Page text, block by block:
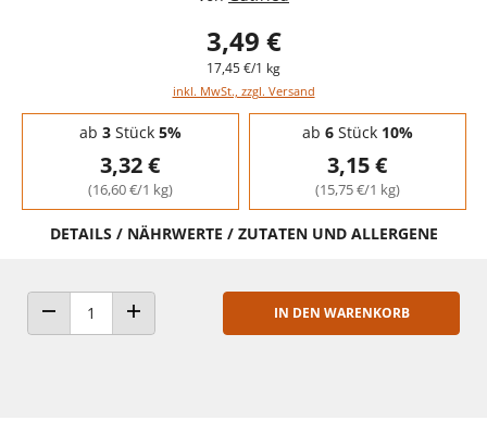
3,49 €
17,45 €/1 kg
inkl. MwSt., zzgl. Versand
Staffelpreise - Mengenrabatt
ab 3Stück 5%
3,32 €
(16,60 €/1 kg)
ab 6Stück 10%
3,15 €
(15,75 €/1 kg)
DETAILS / NÄHRWERTE / ZUTATEN UND ALLERGENE
ANZAHL VERRINGERNANZAHL ERHÖHEN
IN DEN WARENKORB